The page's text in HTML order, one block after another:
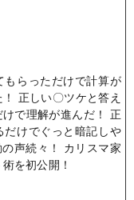
もらっただけで計算が
正しい〇ツケと答え
で理解が進んだ！ 正
だけでぐっと暗記しや
声続々！ カリスマ家
を初公開！